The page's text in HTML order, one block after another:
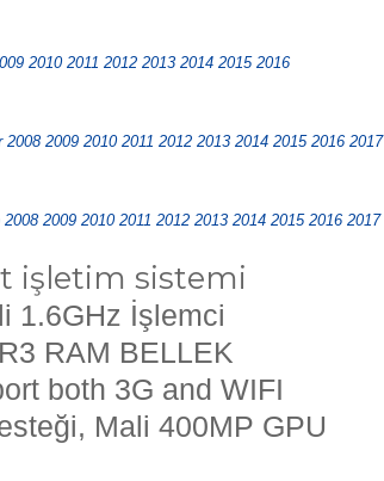
2010 2011 2012 2013 2014 2015 2016
2008 2009 2010 2011 2012 2013 2014 2015 2016 2017
2009 2010 2011 2012 2013 2014 2015 2016 2017
işletim sistemi
1.6GHz İşlemci
RAM BELLEK
both 3G and WIFI
Mali 400MP GPU